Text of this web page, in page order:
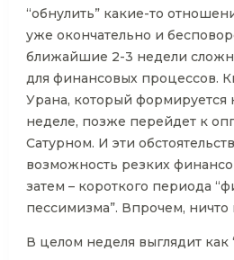
“обнулить” какие-то
уже окончательно и
ближайшие 2-3 недели
для финансовых процессов.
Урана, который
неделе, позже перейдет к
Сатурном. И эти
возможность резких
затем – короткого периода
пессимизма”. Впрочем, ничто
В целом неделя выглядит как